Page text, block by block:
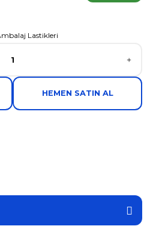
Lastikleri
HEMEN SATIN AL